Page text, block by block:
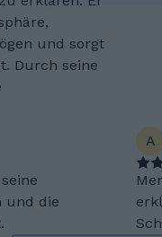
und sorgt
Durch seine
und die
A